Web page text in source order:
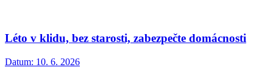
Léto v klidu, bez starosti, zabezpečte domácnosti
Datum: 10. 6. 2026